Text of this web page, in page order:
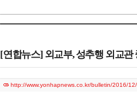
자격복원
[연합뉴스] 외교부, 성추행 외교
http://www.yonhapnews.co.kr/bulletin/2016/